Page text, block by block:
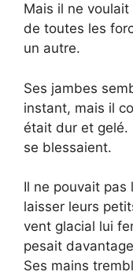
Mais il ne
de toutes les
un autre.
Ses jambes
instant, mais il
était dur et gelé.
se blessaient.
Il ne pouvait
laisser leurs
vent glacial lui
pesait
Ses mains